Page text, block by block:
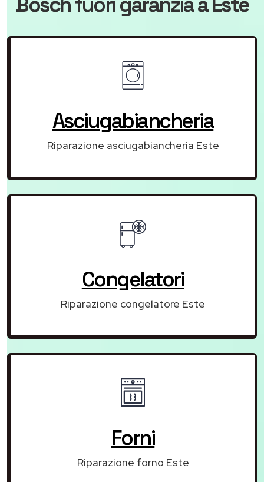
Asciugabiancheria
Riparazione asciugabiancheria Este
Congelatori
Riparazione congelatore Este
Forni
Riparazione forno Este